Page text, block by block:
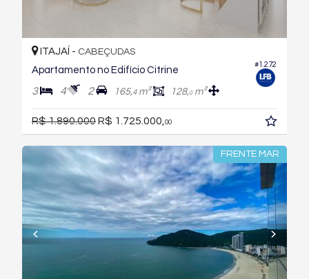
#1.272
ITAJAÍ - CABEÇUDAS
Apartamento no Edifício Citrine
3 4 2 165,4m² 128,0m²
R$ 1.890.000R$ 1.725.000, 00
FRENTE MAR